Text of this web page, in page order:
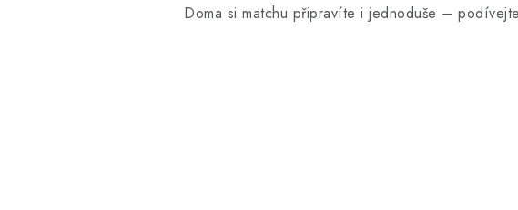
Doma si matchu připravíte i jednoduše –